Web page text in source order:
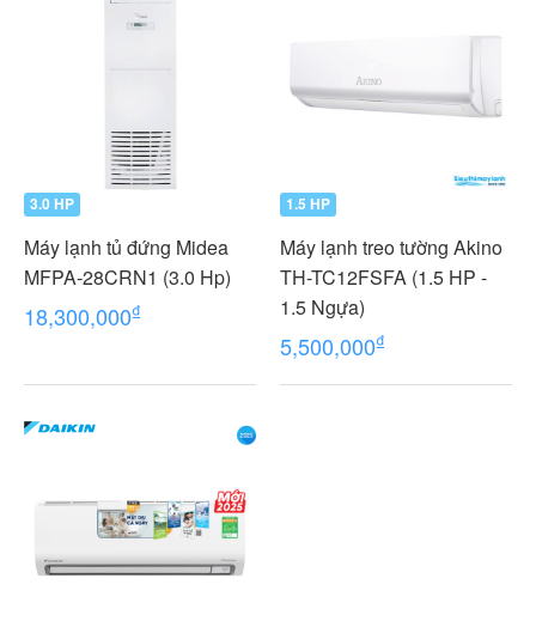
3.0 HP
Máy lạnh tủ đứng Midea
MFPA-28CRN1 (3.0 Hp)
18,300,000₫
1.5 HP
Máy lạnh treo tường Akino
TH-TC12FSFA (1.5 HP -
1.5 Ngựa)
5,500,000₫